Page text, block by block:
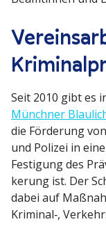
Seit 2010 gibt es
Münchner
die Förderung
und Polizei in
Festigung des
kerung ist. Der
dabei auf
Kriminal‑,